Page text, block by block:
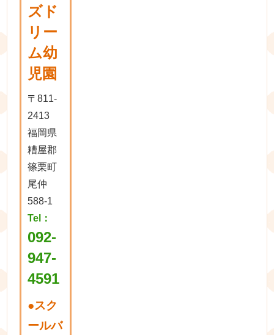
ズド
リー
ム幼
児園
〒811-
2413
福岡県
糟屋郡
篠栗町
尾仲
588-1
Tel：
092-
947-
4591
●スク
ールバ